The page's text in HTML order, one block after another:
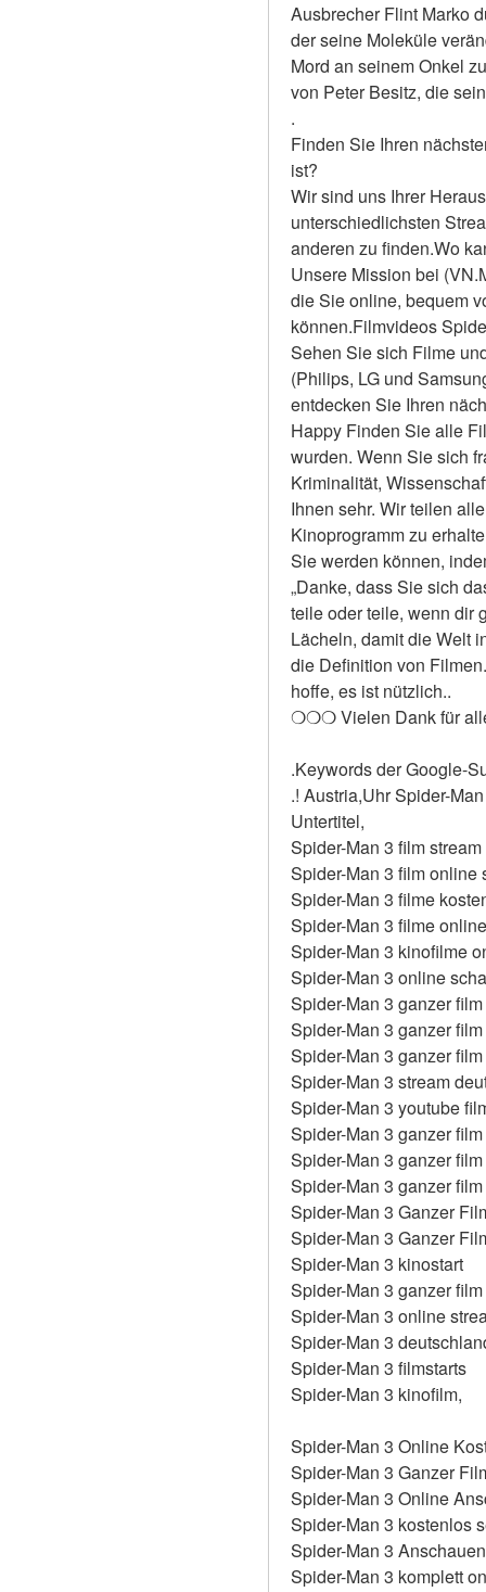
Ausbrecher Flint Marko
der seine Moleküle
Mord an seinem Onkel
von Peter Besitz, die
.
Finden Sie Ihren
ist?
Wir sind uns Ihrer
unterschiedlichsten
anderen zu finden.Wo
Unsere Mission bei
die Sie online, bequem
können.Filmvideos
Sehen Sie sich Filme
(Philips, LG und
entdecken Sie Ihren
Happy Finden Sie alle
wurden. Wenn Sie sich
Kriminalität,
Ihnen sehr. Wir teilen
Kinoprogramm zu
Sie werden können,
„Danke, dass Sie sich
teile oder teile, wenn dir
Lächeln, damit die Welt
die Definition von
hoffe, es ist nützlich..
❍❍❍ Vielen Dank für
.Keywords der Google-
.! Austria,Uhr Spider-
Untertitel,
Spider-Man 3 film
Spider-Man 3 film online
Spider-Man 3 filme
Spider-Man 3 filme
Spider-Man 3 kinofilme
Spider-Man 3 online
Spider-Man 3 ganzer
Spider-Man 3 ganzer
Spider-Man 3 ganzer film
Spider-Man 3 stream
Spider-Man 3 youtube
Spider-Man 3 ganzer
Spider-Man 3 ganzer
Spider-Man 3 ganzer
Spider-Man 3 Ganzer
Spider-Man 3 Ganzer
Spider-Man 3 kinostart
Spider-Man 3 ganzer film
Spider-Man 3 online
Spider-Man 3
Spider-Man 3 filmstarts
Spider-Man 3 kinofilm,
Spider-Man 3 Online
Spider-Man 3 Ganzer
Spider-Man 3 Online
Spider-Man 3 kostenlos
Spider-Man 3
Spider-Man 3 komplett